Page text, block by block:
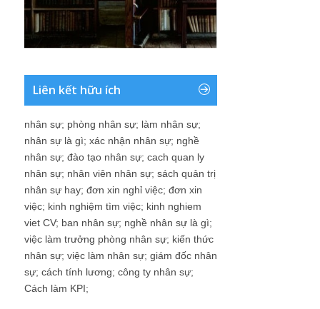
Liên kết hữu ích
nhân sự; phòng nhân sự; làm nhân sự;
nhân sự là gì; xác nhận nhân sự; nghề
nhân sự; đào tạo nhân sự; cach quan ly
nhân sự; nhân viên nhân sự; sách quản trị
nhân sự hay; đơn xin nghỉ việc; đơn xin
việc; kinh nghiệm tìm việc; kinh nghiem
viet CV; ban nhân sự; nghề nhân sự là gì;
việc làm trưởng phòng nhân sự; kiến thức
nhân sự; việc làm nhân sự; giám đốc nhân
sự; cách tính lương; công ty nhân sự;
Cách làm KPI;